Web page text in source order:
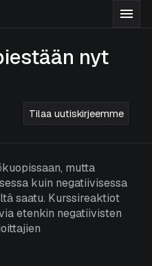
nyt
Tilaa uutiskirjeemme
mutta
kuin negatiivisessa
saatu. Kurssireaktiot
etenkin negatiivisten